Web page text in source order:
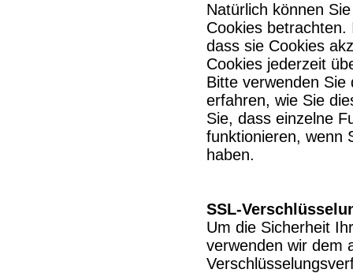
Natürlich können
Cookies
dass sie Cookies
Cookies jederzeit
Bitte verwenden
erfahren, wie Sie
Sie, dass einzelne
funktionieren, wenn
haben.
SSL-
Um die Sicherheit
verwenden wir dem